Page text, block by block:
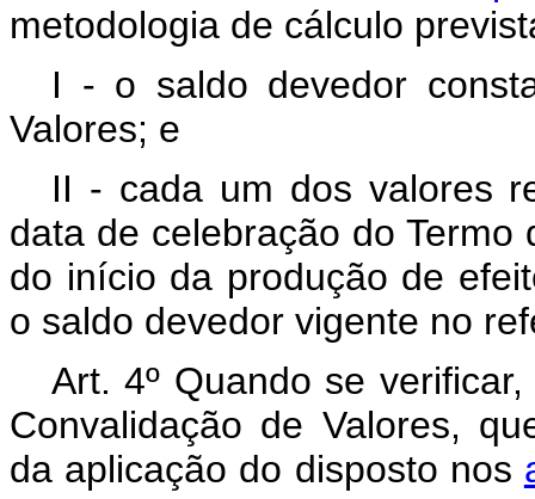
metodologia de cálculo
I - o saldo devedor
Valores; e
II - cada um dos valores
data de celebração do
do início da produção de
o saldo devedor vigente no
Art. 4º Quando se
Convalidação de Valores,
da aplicação do disposto nos